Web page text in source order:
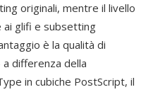
originali, mentre il livello
ai glifi e subsetting
è la qualità di
differenza della
in cubiche PostScript, il